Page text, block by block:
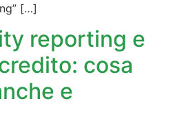
[…]
reporting e
cosa
e